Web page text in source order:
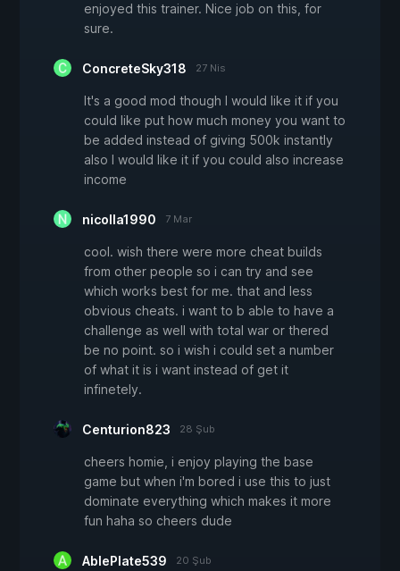
enjoyed this trainer. Nice job on this, for
sure.
ConcreteSky318 27 Nis
It's a good mod though I would like it if you
could like put how much money you want to
be added instead of giving 500k instantly
also I would like it if you could also increase
income
nicolla1990 7 Mar
cool. wish there were more cheat builds
from other people so i can try and see
which works best for me. that and less
obvious cheats. i want to b able to have a
challenge as well with total war or thered
be no point. so i wish i could set a number
of what it is i want instead of get it
infinetely.
Centurion823 28 Şub
cheers homie, i enjoy playing the base
game but when i'm bored i use this to just
dominate everything which makes it more
fun haha so cheers dude
AblePlate539 20 Şub